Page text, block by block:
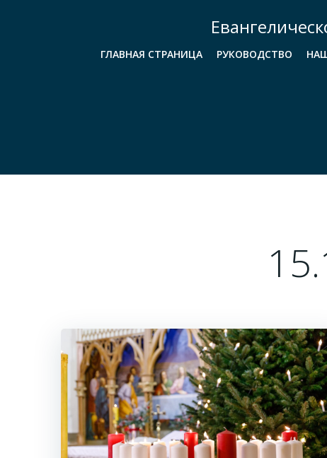
ГЛАВНАЯ СТРАНИЦА РУКОВОДСТВО